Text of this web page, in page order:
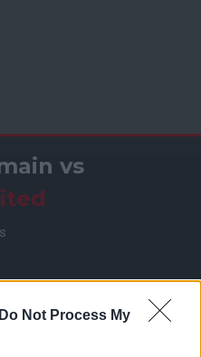
Do Not Process My
vs